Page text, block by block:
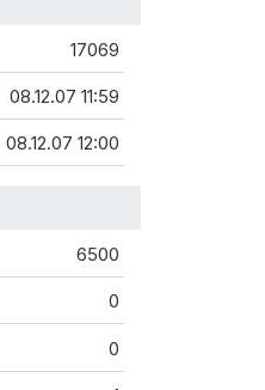
17069
08.12.07 11:59
08.12.07 12:00
6500
0
0